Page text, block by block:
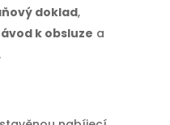
doklad,
k obsluze a
.